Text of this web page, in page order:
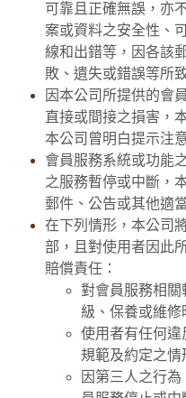
可靠且正確無誤，亦
案或資料之安全性、
線和出錯等，因各該
敗、遺失或錯誤等所
因本公司所提供的會
直接或間接之損害，
本公司曾明白提示注
會員服務系統或功能
之服務暫停或中斷，
郵件、公告或其他適
在下列情形，本公司
部，且對使用者因此
賠償責任：
對會員服務相
級、保養或維修
使用者有任何違
規範及約定之情
因第三人之行